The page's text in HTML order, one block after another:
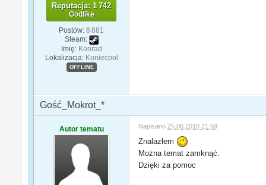
Reputacja: 1 742
Godlike
Postów: 6 881
Steam:
Imię: Konrad
Lokalizacja: Koniecpol
OFFLINE
Gość_Mokrot_*
Autor tematu Napisano 25.06.2010 21:59
Znalazłem
Można temat zamknąć.
Dzięki za pomoc